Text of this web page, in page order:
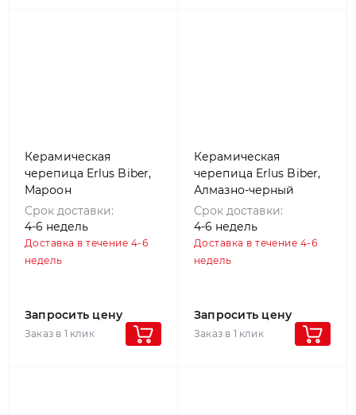
Керамическая
черепица Erlus Biber,
Мароон
Срок доставки:
4-6 недель
Доставка в течение 4-6
недель
Запросить цену
Заказ в 1 клик
Керамическая
черепица Erlus Biber,
Алмазно-черный
Срок доставки:
4-6 недель
Доставка в течение 4-6
недель
Запросить цену
Заказ в 1 клик